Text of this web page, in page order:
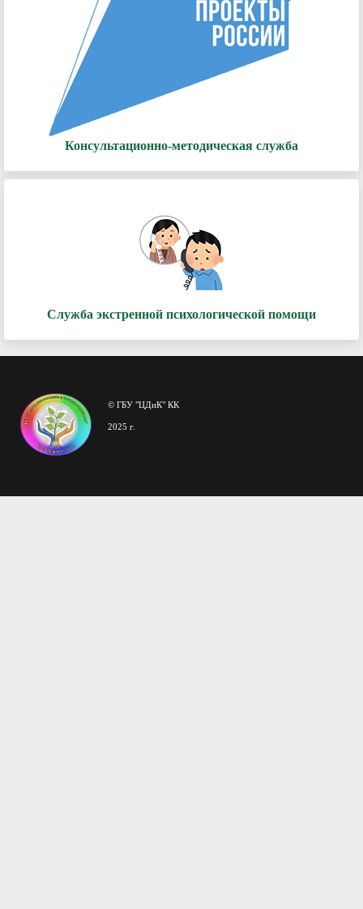
Консультационно-методическая служба
Служба экстренной психологической помощи
© ГБУ "ЦДиК" КК
2025 г.